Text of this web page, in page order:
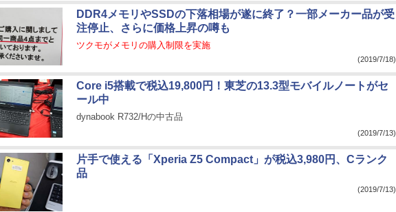
DDR4メモリやSSDの下落相場が遂に終了？一部メーカー品が受
注停止、さらに価格上昇の噂も
ツクモがメモリの購入制限を実施
(2019/7/18)
Core i5搭載で税込19,800円！東芝の13.3型モバイルノートがセ
ール中
dynabook R732/Hの中古品
(2019/7/13)
片手で使える「Xperia Z5 Compact」が税込3,980円、Cランク
品
(2019/7/13)